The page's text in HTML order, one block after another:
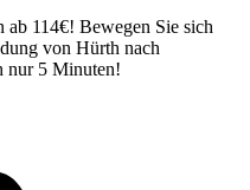
ab 114€! Bewegen Sie sich
von Hürth nach
nur 5 Minuten!